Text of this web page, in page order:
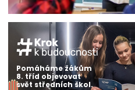
Pomáháme žákům
8. tříd objevovat
svět středních škol.